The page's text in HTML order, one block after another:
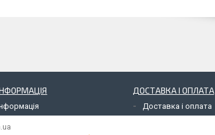
ДОСТАВКА І ОПЛАТА
Доставка і оплата